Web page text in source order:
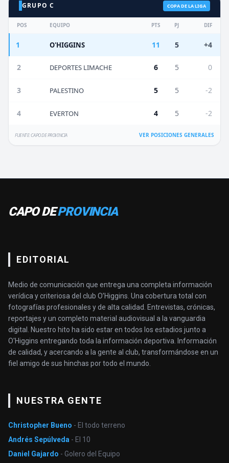
GRUPO C COPA DE LA LIGA
POS EQUIPO PTS PJ DIF
1 O'HIGGINS 11 5 +4
2 DEPORTES LIMACHE 6 5 0
3 PALESTINO 5 5 -2
4 EVERTON 4 5 -2
FUENTE: CAPO DE PROVINCIA VER POSICIONES GENERALES
CAPO DEPROVINCIA
EDITORIAL
Medio de comunicación que entrega una completa información
verídica y criteriosa del club O’Higgins. Una cobertura total con
fotografías profesionales y de alta calidad. Entrevistas, crónicas,
reportajes y un completo material audiovisual a la vanguardia
digital. Nuestro hito ha sido estar en todos los estadios junto a
O'Higgins entregando toda la información deportiva. Información
de calidad, y acercando a la gente al club, transformándose en un
fiel amigo de sus hinchas por todo el mundo.
NUESTRA GENTE
Christopher Bueno - El todo terreno
Andrés Sepúlveda - El 10
Daniel Gajardo - Golero del Equipo